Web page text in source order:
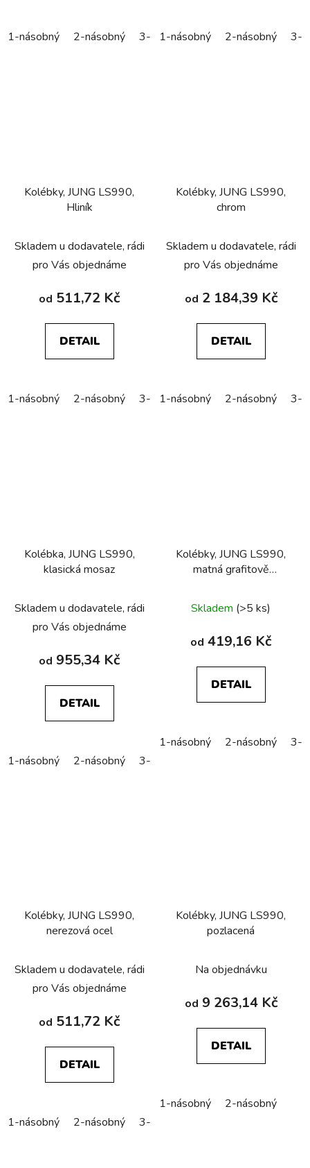
1-násobný 2-násobný 3-násobný
1-násobný 2-násobný 3-
Kolébky, JUNG LS990,
Hliník
Skladem u dodavatele, rádi
pro Vás objednáme
od 511,72 Kč
DETAIL
1-násobný 2-násobný 3-násobný
Kolébky, JUNG LS990,
chrom
Skladem u dodavatele, rádi
pro Vás objednáme
od 2 184,39 Kč
DETAIL
1-násobný 2-násobný 3-
Kolébka, JUNG LS990,
klasická mosaz
Skladem u dodavatele, rádi
pro Vás objednáme
od 955,34 Kč
DETAIL
1-násobný 2-násobný 3-násobný
Kolébky, JUNG LS990,
matná grafitově
Skladem (>5 ks)
od 419,16 Kč
DETAIL
1-násobný 2-násobný 3-
Kolébky, JUNG LS990,
nerezová ocel
Skladem u dodavatele, rádi
pro Vás objednáme
od 511,72 Kč
DETAIL
1-násobný 2-násobný 3-násobný
Kolébky, JUNG LS990,
pozlacená
Na objednávku
od 9 263,14 Kč
DETAIL
1-násobný 2-násobný